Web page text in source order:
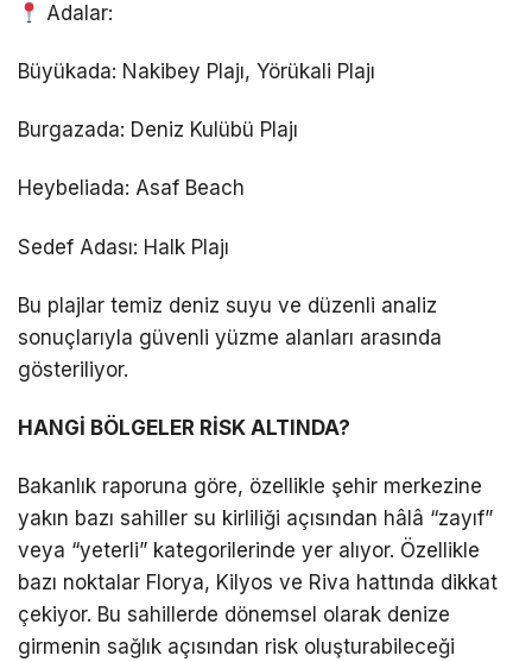
Adalar:
Büyükada: Nakibey Plajı, Yörükali Plajı
Burgazada: Deniz Kulübü Plajı
Heybeliada: Asaf Beach
Sedef Adası: Halk Plajı
Bu plajlar temiz deniz suyu ve düzenli analiz
sonuçlarıyla güvenli yüzme alanları arasında
gösteriliyor.
HANGİ BÖLGELER RİSK ALTINDA?
Bakanlık raporuna göre, özellikle şehir merkezine
yakın bazı sahiller su kirliliği açısından hâlâ “zayıf”
veya “yeterli” kategorilerinde yer alıyor. Özellikle
bazı noktalar Florya, Kilyos ve Riva hattında dikkat
çekiyor. Bu sahillerde dönemsel olarak denize
girmenin sağlık açısından risk oluşturabileceği